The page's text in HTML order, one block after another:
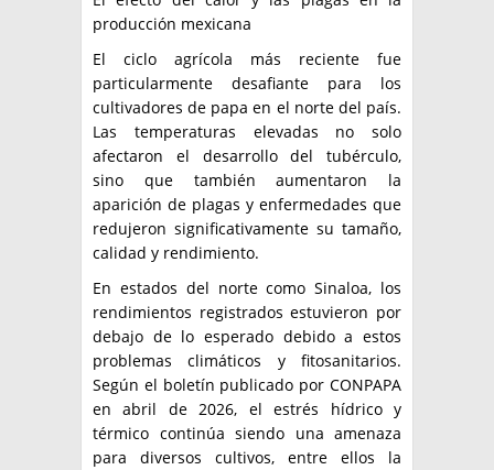
producción mexicana
El ciclo agrícola más reciente fue
particularmente desafiante para los
cultivadores de papa en el norte del país.
Las temperaturas elevadas no solo
afectaron el desarrollo del tubérculo,
sino que también aumentaron la
aparición de plagas y enfermedades que
redujeron significativamente su tamaño,
calidad y rendimiento.
En estados del norte como Sinaloa, los
rendimientos registrados estuvieron por
debajo de lo esperado debido a estos
problemas climáticos y fitosanitarios.
Según el boletín publicado por CONPAPA
en abril de 2026, el estrés hídrico y
térmico continúa siendo una amenaza
para diversos cultivos, entre ellos la